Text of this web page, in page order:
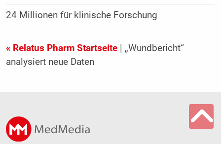
24 Millionen für klinische Forschung
« Relatus Pharm Startseite| „Wundbericht“
analysiert neue Daten